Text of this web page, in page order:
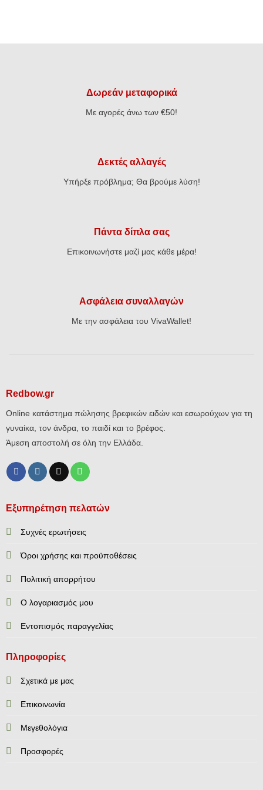
Δωρεάν μεταφορικά
Με αγορές άνω των €50!
Δεκτές αλλαγές
Υπήρξε πρόβλημα; Θα βρούμε λύση!
Πάντα δίπλα σας
Επικοινωνήστε μαζί μας κάθε μέρα!
Ασφάλεια συναλλαγών
Με την ασφάλεια του VivaWallet!
Redbow.gr
Online κατάστημα πώλησης βρεφικών ειδών και εσωρούχων για τη
γυναίκα, τον άνδρα, το παιδί και το βρέφος.
Άμεση αποστολή σε όλη την Ελλάδα.
Εξυπηρέτηση πελατών
Συχνές ερωτήσεις
Όροι χρήσης και προϋποθέσεις
Πολιτική απορρήτου
Ο λογαριασμός μου
Εντοπισμός παραγγελίας
Πληροφορίες
Σχετικά με μας
Επικοινωνία
Mεγεθολόγια
Προσφορές